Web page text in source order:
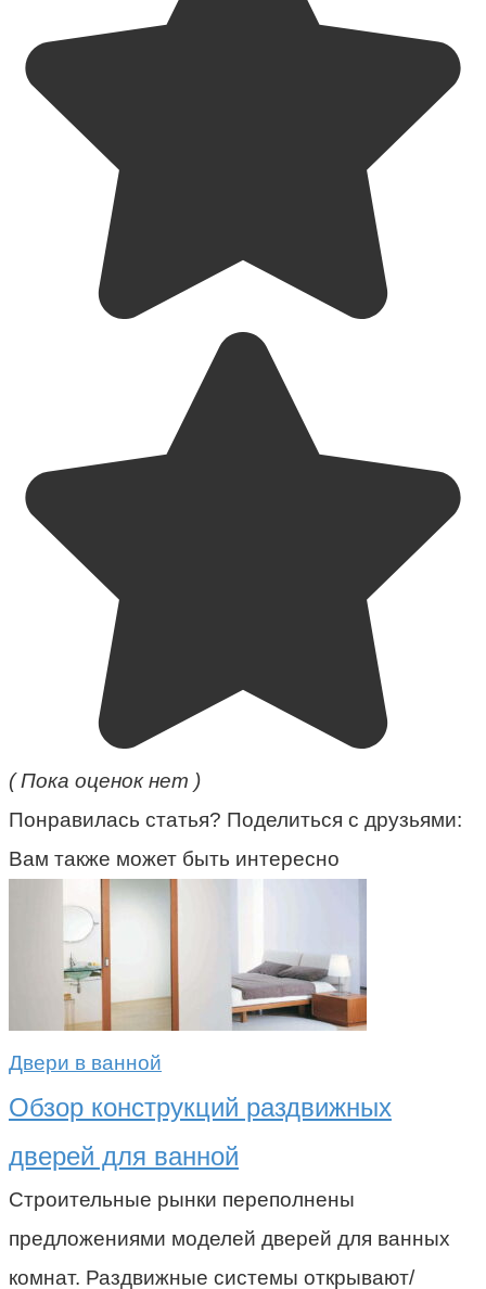
( Пока оценок нет )
Понравилась статья? Поделиться с друзьями:
Вам также может быть интересно
Двери в ванной
Обзор конструкций раздвижных
дверей для ванной
Строительные рынки переполнены
предложениями моделей дверей для ванных
комнат. Раздвижные системы открывают/